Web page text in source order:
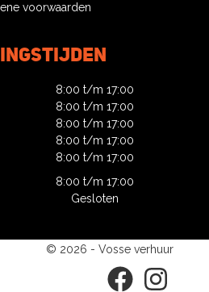
voorwaarden
8:00 t/m 17:00
8:00 t/m 17:00
8:00 t/m 17:00
8:00 t/m 17:00
8:00 t/m 17:00
8:00 t/m 17:00
Gesloten
© 2026 - Vosse verhuur
facebookinstagram